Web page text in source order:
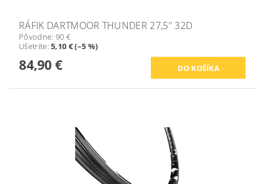
RÁFIK DARTMOOR THUNDER 27,5" 32D
Pôvodne: 90 €
Ušetríte:5,10 € (–5 %)
84,90 €